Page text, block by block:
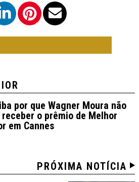
por que Wagner Moura não
o prêmio de Melhor
em Cannes
PRÓXIMA NOTÍCIA